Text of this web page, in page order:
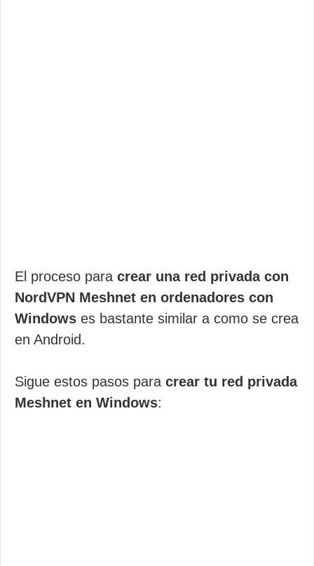
El proceso para crear una red privada con
NordVPN Meshnet en ordenadores con
Windows es bastante similar a como se crea
en Android.
Sigue estos pasos para crear tu red privada
Meshnet en Windows: